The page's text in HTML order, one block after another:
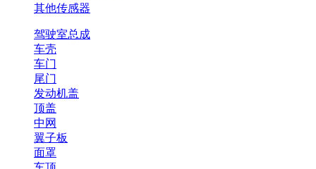
其他传感器
驾驶室总成
车壳
车门
尾门
发动机盖
顶盖
中网
翼子板
面罩